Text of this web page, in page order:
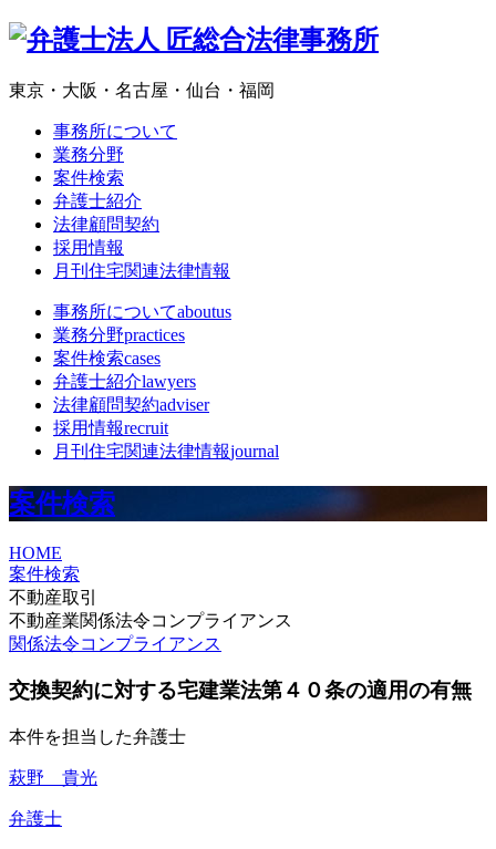
東京・大阪・名古屋・仙台・福岡
事務所について
業務分野
案件検索
弁護士紹介
法律顧問契約
採用情報
月刊住宅関連法律情報
事務所についてaboutus
業務分野practices
案件検索cases
弁護士紹介lawyers
法律顧問契約adviser
採用情報recruit
月刊住宅関連法律情報journal
案件検索
HOME
案件検索
不動産取引
不動産業関係法令コンプライアンス
関係法令コンプライアンス
交換契約に対する宅建業法第４０条の適用の有無
本件を担当した弁護士
萩野 貴光
弁護士